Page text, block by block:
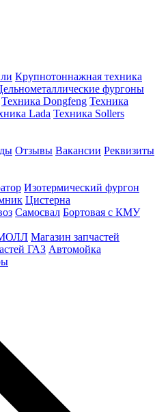
Крупнотоннажная техника
фургоны
Техника Dongfeng Техника
Lada Техника Sollers
Отзывы Вакансии Реквизиты
Изотермический фургон
Цистерна
Самосвал Бортовая с КМУ
Магазин запчастей
ГАЗ Автомойка